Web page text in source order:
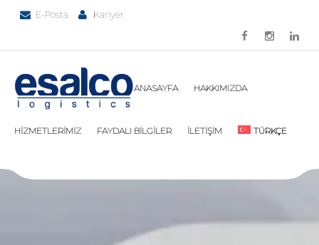
E-Posta Kariyer
ANASAYFA HAKKIMIZDA
HİZMETLERİMİZ FAYDALI BİLGİLER İLETİŞİM TÜRKÇE